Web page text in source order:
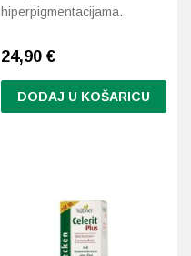
hiperpigmentacijama.
24,90 €
DODAJ U KOŠARICU